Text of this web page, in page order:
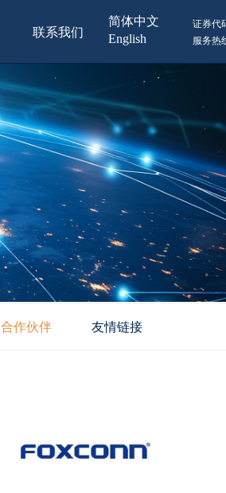
证券代
服务热
简体中文
English
联系我们
合作伙伴 友情链接